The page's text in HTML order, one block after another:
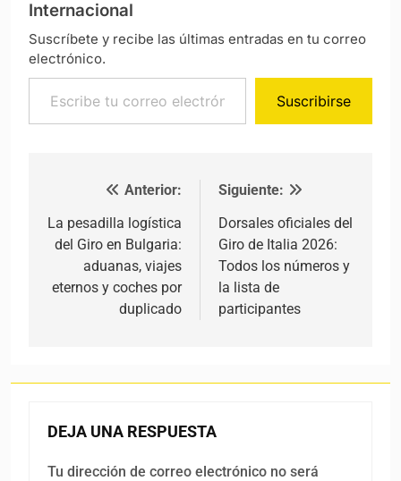
Internacional
Suscríbete y recibe las últimas entradas en tu correo
electrónico.
Escribe tu correo electrónico…
Suscribirse
Navegación de entradas
Anterior:
La pesadilla logística
del Giro en Bulgaria:
aduanas, viajes
eternos y coches por
duplicado
Siguiente:
Dorsales oficiales del
Giro de Italia 2026:
Todos los números y
la lista de
participantes
DEJA UNA RESPUESTA
Tu dirección de correo electrónico no será